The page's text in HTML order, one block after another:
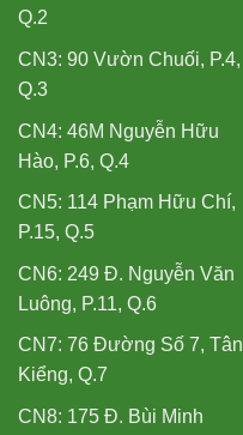
Q.2
CN3: 90 Vườn Chuối, P.4,
Q.3
CN4: 46M Nguyễn Hữu
Hào, P.6, Q.4
CN5: 114 Phạm Hữu Chí,
P.15, Q.5
CN6: 249 Đ. Nguyễn Văn
Luông, P.11, Q.6
CN7: 76 Đường Số 7, Tân
Kiểng, Q.7
CN8: 175 Đ. Bùi Minh